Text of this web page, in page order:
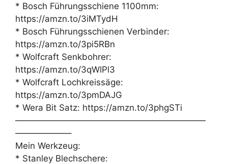
* Bosch Führungsschiene 1100mm:
https://amzn.to/3iMTydH
* Bosch Führungsschienen Verbinder:
https://amzn.to/3pi5RBn
* Wolfcraft Senkbohrer:
https://amzn.to/3qWlPl3
* Wolfcraft Lochkreissäge:
https://amzn.to/3pmDAJG
* Wera Bit Satz: https://amzn.to/3phgSTi
——————————————————————
——————–
Mein Werkzeug:
* Stanley Blechschere: